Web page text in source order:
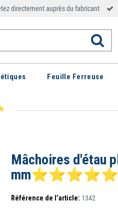
directement auprès du fabricant
Feuille Ferreuse
Mâchoires d'étau
mm⭐⭐⭐⭐⭐
Référence de l’article: 1342